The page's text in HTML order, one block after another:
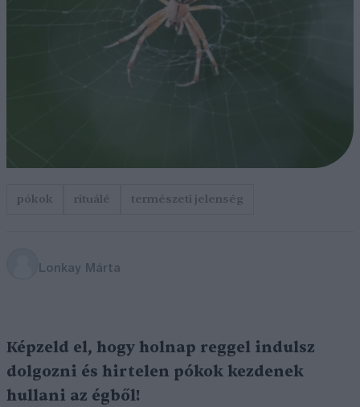
pókok rituálé természeti jelenség
Lonkay Márta
Képzeld el, hogy holnap reggel indulsz
dolgozni és hirtelen pókok kezdenek
hullani az égből!